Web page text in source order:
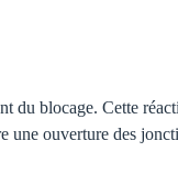
du blocage. Cette
une ouverture des